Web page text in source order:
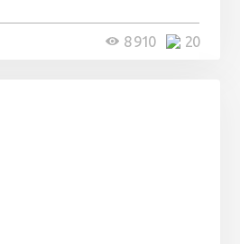
20
8 910